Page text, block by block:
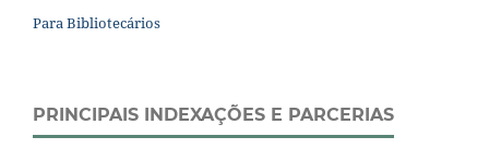
Para Bibliotecários
PRINCIPAIS INDEXAÇÕES E PARCERIAS